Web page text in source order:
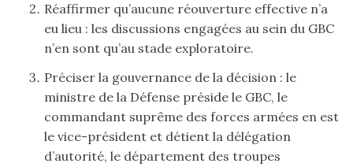
Réaffirmer qu’aucune réouverture effective n’a
eu lieu : les discussions engagées au sein du GBC
n’en sont qu’au stade exploratoire.
Préciser la gouvernance de la décision : le
ministre de la Défense préside le GBC, le
commandant suprême des forces armées en est
le vice-président et détient la délégation
d’autorité, le département des troupes